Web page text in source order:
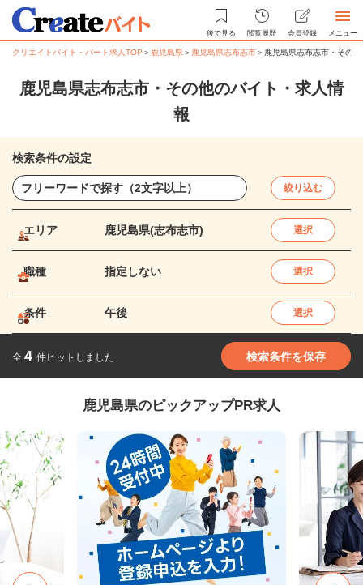
後で見る 閲覧履歴 会員登録 メニュー
クリエイトバイト・パート求人TOP ＞ 鹿児島県＞ 鹿児島県志布志市＞ 鹿児島県志布志市・その
鹿児島県志布志市・その他のバイト・求人情
報
検索条件の設定
絞り込む
エリア 鹿児島県(志布志市) 選択
職種 指定しない 選択
条件 午後 選択
全 4 件ヒットしました 検索条件を保存
鹿児島県のピックアップPR求人